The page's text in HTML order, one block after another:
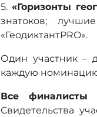
5.«Горизонты
знатоков;
«ГеодиктантPRO».
Один участник –
каждую
Все финалисты
Свидетельства